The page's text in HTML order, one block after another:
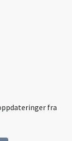
fra